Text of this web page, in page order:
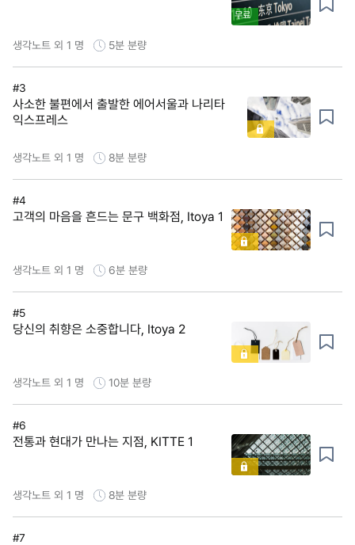
무료
생각노트 외 1 명 5분 분량
#3
사소한 불편에서 출발한 에어서울과 나리타
익스프레스
생각노트 외 1 명 8분 분량
#4
고객의 마음을 흔드는 문구 백화점, Itoya 1
생각노트 외 1 명 6분 분량
#5
당신의 취향은 소중합니다, Itoya 2
생각노트 외 1 명 10분 분량
#6
전통과 현대가 만나는 지점, KITTE 1
생각노트 외 1 명 8분 분량
#7